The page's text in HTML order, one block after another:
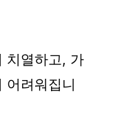
치열하고, 가
어려워집니